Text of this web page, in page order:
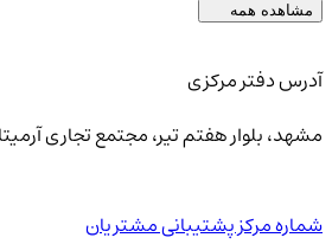
مشاهده همه
آدرس دفتر مرکزی
مشهد، بلوار هفتم تیر، مجتمع تجاری آرمیتاژ
شماره مرکز پشتیبانی مشتریان